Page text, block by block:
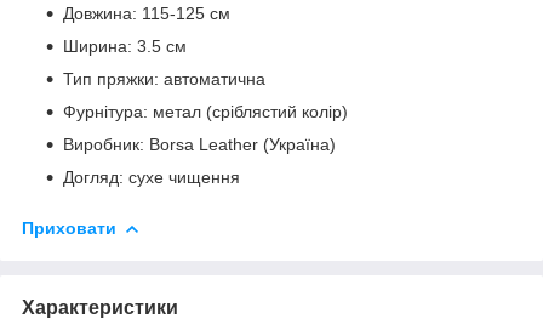
Довжина: 115-125 см
Ширина: 3.5 см
Тип пряжки: автоматична
Фурнітура: метал (сріблястий колір)
Виробник: Borsa Leather (Україна)
Догляд: сухе чищення
Приховати
Характеристики